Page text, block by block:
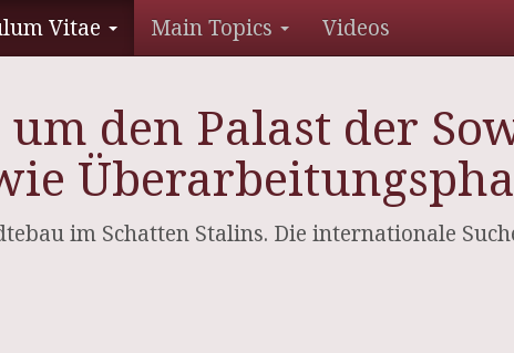
Vitae Main Topics Videos
den Palast der
im Schatten Stalins. Die internationale